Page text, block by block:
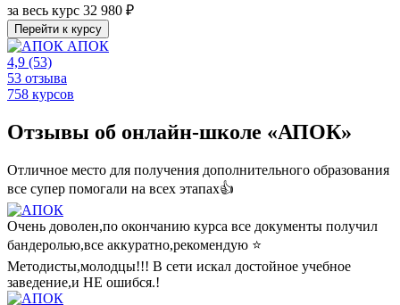
за весь курс 32 980 ₽
Перейти к курсу
АПОК
4,9 (53)
53 отзыва
758 курсов
Отзывы об онлайн-школе «АПОК»
Отличное место для получения дополнительного образования
все супер помогали на всех этапах👍
Очень доволен,по окончанию курса все документы получил
бандеролью,все аккуратно,рекомендую ⭐️
Методисты,молодцы!!! В сети искал достойное учебное
заведение,и НЕ ошибся.!